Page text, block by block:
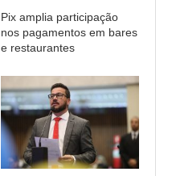
Pix amplia participação
nos pagamentos em bares
e restaurantes